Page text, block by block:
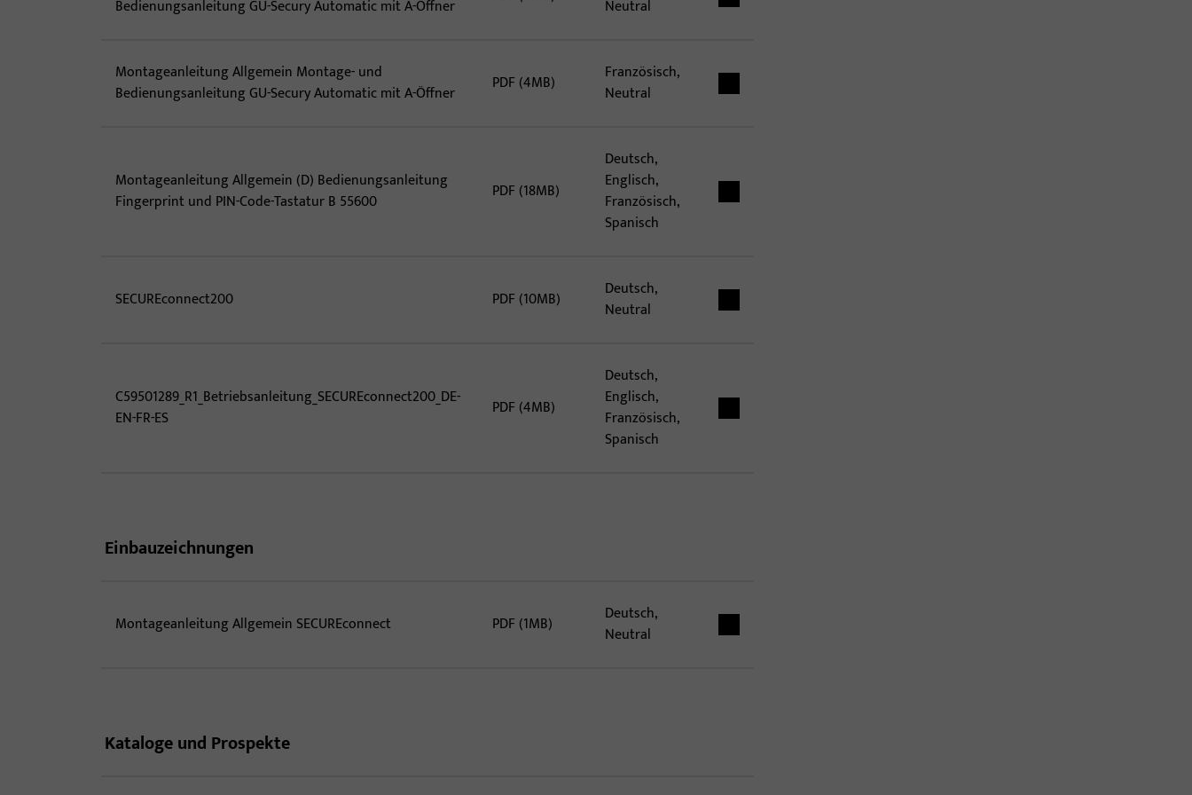
Bedienungsanleitung GU-Secury Automatic mit A-Öffner
Neutral
Montageanleitung Allgemein Montage- und
Bedienungsanleitung GU-Secury Automatic mit A-Öffner
PDF (4MB)
Französisch,
Neutral
Montageanleitung Allgemein (D) Bedienungsanleitung
Fingerprint und PIN-Code-Tastatur B 55600
PDF (18MB)
Deutsch,
Englisch,
Französisch,
Spanisch
SECUREconnect200 PDF (10MB)
Deutsch,
Neutral
C59501289_R1_Betriebsanleitung_SECUREconnect200_DE-
EN-FR-ES
PDF (4MB)
Deutsch,
Englisch,
Französisch,
Spanisch
Einbauzeichnungen
Montageanleitung Allgemein SECUREconnect PDF (1MB)
Deutsch,
Neutral
Kataloge und Prospekte